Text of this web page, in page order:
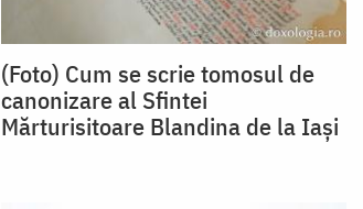
(Foto) Cum se scrie tomosul de
canonizare al Sfintei
Mărturisitoare Blandina de la Iași